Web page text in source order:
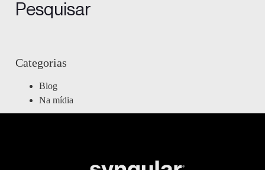
Pesquisar
Categorias
Blog
Na mídia